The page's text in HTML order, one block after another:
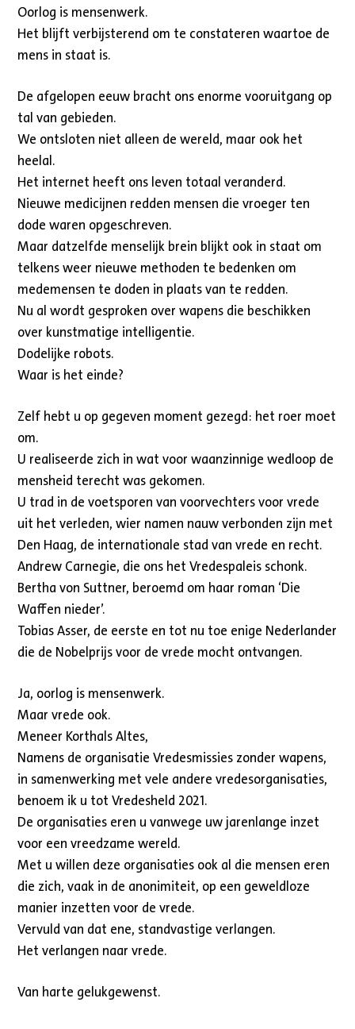
Oorlog is mensenwerk.
Het blijft verbijsterend om te constateren waartoe de
mens in staat is.
De afgelopen eeuw bracht ons enorme vooruitgang op
tal van gebieden.
We ontsloten niet alleen de wereld, maar ook het
heelal.
Het internet heeft ons leven totaal veranderd.
Nieuwe medicijnen redden mensen die vroeger ten
dode waren opgeschreven.
Maar datzelfde menselijk brein blijkt ook in staat om
telkens weer nieuwe methoden te bedenken om
medemensen te doden in plaats van te redden.
Nu al wordt gesproken over wapens die beschikken
over kunstmatige intelligentie.
Dodelijke robots.
Waar is het einde?
Zelf hebt u op gegeven moment gezegd: het roer moet
om.
U realiseerde zich in wat voor waanzinnige wedloop de
mensheid terecht was gekomen.
U trad in de voetsporen van voorvechters voor vrede
uit het verleden, wier namen nauw verbonden zijn met
Den Haag, de internationale stad van vrede en recht.
Andrew Carnegie, die ons het Vredespaleis schonk.
Bertha von Suttner, beroemd om haar roman ‘Die
Waffen nieder’.
Tobias Asser, de eerste en tot nu toe enige Nederlander
die de Nobelprijs voor de vrede mocht ontvangen.
Ja, oorlog is mensenwerk.
Maar vrede ook.
Meneer Korthals Altes,
Namens de organisatie Vredesmissies zonder wapens,
in samenwerking met vele andere vredesorganisaties,
benoem ik u tot Vredesheld 2021.
De organisaties eren u vanwege uw jarenlange inzet
voor een vreedzame wereld.
Met u willen deze organisaties ook al die mensen eren
die zich, vaak in de anonimiteit, op een geweldloze
manier inzetten voor de vrede.
Vervuld van dat ene, standvastige verlangen.
Het verlangen naar vrede.
Van harte gelukgewenst.